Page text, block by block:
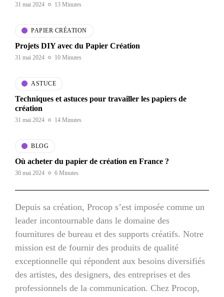
31 mai 2024 13 Minutes
PAPIER CRÉATION
Projets DIY avec du Papier Création
31 mai 2024 10 Minutes
ASTUCE
Techniques et astuces pour travailler les papiers de
création
31 mai 2024 14 Minutes
BLOG
Où acheter du papier de création en France ?
30 mai 2024 6 Minutes
Depuis sa création, Procop s’est imposée comme un
leader incontournable dans le domaine des
fournitures de bureau et des supports créatifs. Notre
mission est de fournir des produits de qualité
exceptionnelle qui répondent aux besoins diversifiés
des artistes, des designers, des entreprises et des
professionnels de la communication. Chez Procop,